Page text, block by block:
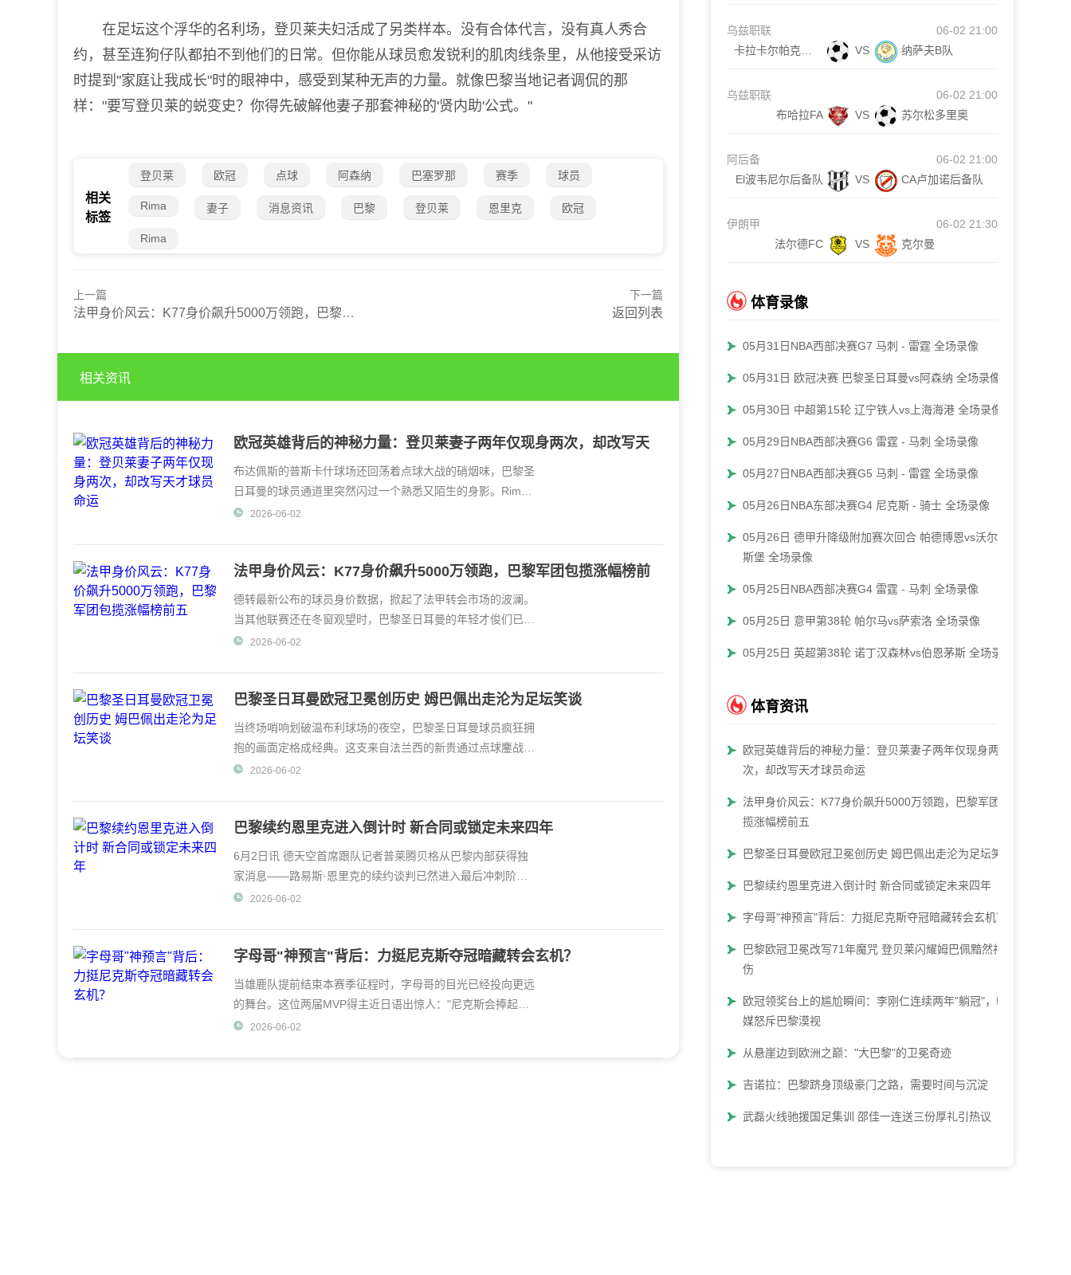
在足坛这个浮华的名利场，登贝莱夫妇活成了另类样本。没有合体代言，没有真人秀合
约，甚至连狗仔队都拍不到他们的日常。但你能从球员愈发锐利的肌肉线条里，从他接受采访
时提到"家庭让我成长"时的眼神中，感受到某种无声的力量。就像巴黎当地记者调侃的那
样："要写登贝莱的蜕变史？你得先破解他妻子那套神秘的'贤内助'公式。"
相关
标签
登贝莱 欧冠 点球 阿森纳 巴塞罗那 赛季 球员
Rima 妻子 消息资讯 巴黎 登贝莱 恩里克 欧冠
Rima
上一篇
法甲身价风云：K77身价飙升5000万领跑，巴黎军团包揽涨幅榜前五
下一篇
返回列表
相关资讯
欧冠英雄背后的神秘力量：登贝莱妻子两年仅现身两次，却改写天
才球员命运
布达佩斯的普斯卡什球场还回荡着点球大战的硝烟味，巴黎圣
日耳曼的球员通道里突然闪过一个熟悉又陌生的身影。Rima
Edbouche——那
2026-06-02
法甲身价风云：K77身价飙升5000万领跑，巴黎军团包揽涨幅榜前
五
德转最新公布的球员身价数据，掀起了法甲转会市场的波澜。
当其他联赛还在冬窗观望时，巴黎圣日耳曼的年轻才俊们已经
用身价暴涨的方式
2026-06-02
巴黎圣日耳曼欧冠卫冕创历史 姆巴佩出走沦为足坛笑谈
当终场哨响划破温布利球场的夜空，巴黎圣日耳曼球员疯狂拥
抱的画面定格成经典。这支来自法兰西的新贵通过点球鏖战击
退阿森纳，成为欧
2026-06-02
巴黎续约恩里克进入倒计时 新合同或锁定未来四年
6月2日讯 德天空首席跟队记者普莱腾贝格从巴黎内部获得独
家消息——路易斯·恩里克的续约谈判已然进入最后冲刺阶
段。这位加泰罗
2026-06-02
字母哥"神预言"背后：力挺尼克斯夺冠暗藏转会玄机？
当雄鹿队提前结束本赛季征程时，字母哥的目光已经投向更远
的舞台。这位两届MVP得主近日语出惊人："尼克斯会捧起总
冠军奖杯。"要知
2026-06-02
乌兹职联
06-02 21:00
VS 纳萨夫B队
乌兹职联
06-02 21:00
布哈拉FA
VS 苏尔松多里奥
阿后备
06-02 21:00
El波韦尼尔后备队
VS CA卢加诺后备队
伊朗甲
06-02 21:30
法尔德FC
VS 克尔曼
体育录像
05月31日NBA西部决赛G7 马刺 - 雷霆 全场录像
05月31日 欧冠决赛 巴黎圣日耳曼vs阿森纳 全场录像
05月30日 中超第15轮 辽宁铁人vs上海海港 全场录像
05月29日NBA西部决赛G6 雷霆 - 马刺 全场录像
05月27日NBA西部决赛G5 马刺 - 雷霆 全场录像
05月26日NBA东部决赛G4 尼克斯 - 骑士 全场录像
05月26日 德甲升降级附加赛次回合 帕德博恩vs沃尔夫
斯堡 全场录像
05月25日NBA西部决赛G4 雷霆 - 马刺 全场录像
05月25日 意甲第38轮 帕尔马vs萨索洛 全场录像
05月25日 英超第38轮 诺丁汉森林vs伯恩茅斯 全场录像
体育资讯
欧冠英雄背后的神秘力量：登贝莱妻子两年仅现身两
次，却改写天才球员命运
法甲身价风云：K77身价飙升5000万领跑，巴黎军团包
揽涨幅榜前五
巴黎圣日耳曼欧冠卫冕创历史 姆巴佩出走沦为足坛笑谈
巴黎续约恩里克进入倒计时 新合同或锁定未来四年
字母哥"神预言"背后：力挺尼克斯夺冠暗藏转会玄机？
巴黎欧冠卫冕改写71年魔咒 登贝莱闪耀姆巴佩黯然神
伤
欧冠领奖台上的尴尬瞬间：李刚仁连续两年"躺冠"，韩
媒怒斥巴黎漠视
从悬崖边到欧洲之巅："大巴黎"的卫冕奇迹
吉诺拉：巴黎跻身顶级豪门之路，需要时间与沉淀
武磊火线驰援国足集训 邵佳一连送三份厚礼引热议